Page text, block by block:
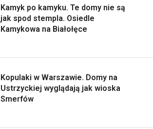
Kamyk po kamyku. Te domy nie są
jak spod stempla. Osiedle
Kamykowa na Białołęce
Kopulaki w Warszawie. Domy na
Ustrzyckiej wyglądają jak wioska
Smerfów